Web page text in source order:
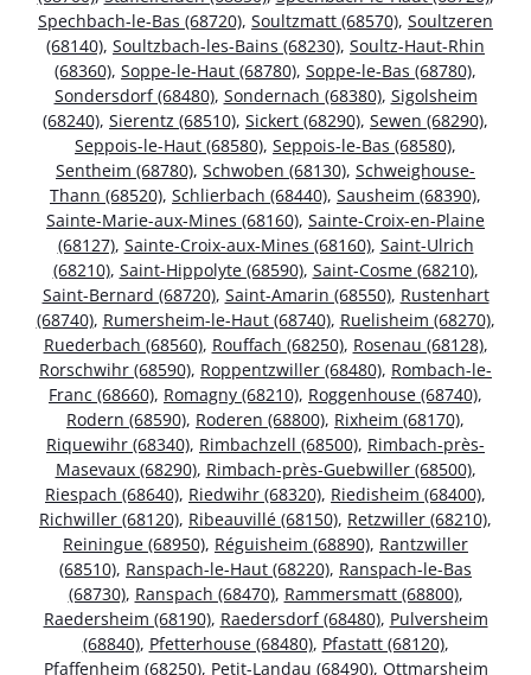
Spechbach-le-Bas (68720), Soultzmatt (68570), Soultzeren
(68140), Soultzbach-les-Bains (68230), Soultz-Haut-Rhin
(68360), Soppe-le-Haut (68780), Soppe-le-Bas (68780),
Sondersdorf (68480), Sondernach (68380), Sigolsheim
(68240), Sierentz (68510), Sickert (68290), Sewen (68290),
Seppois-le-Haut (68580), Seppois-le-Bas (68580),
Sentheim (68780), Schwoben (68130), Schweighouse-
Thann (68520), Schlierbach (68440), Sausheim (68390),
Sainte-Marie-aux-Mines (68160), Sainte-Croix-en-Plaine
(68127), Sainte-Croix-aux-Mines (68160), Saint-Ulrich
(68210), Saint-Hippolyte (68590), Saint-Cosme (68210),
Saint-Bernard (68720), Saint-Amarin (68550), Rustenhart
(68740), Rumersheim-le-Haut (68740), Ruelisheim (68270),
Ruederbach (68560), Rouffach (68250), Rosenau (68128),
Rorschwihr (68590), Roppentzwiller (68480), Rombach-le-
Franc (68660), Romagny (68210), Roggenhouse (68740),
Rodern (68590), Roderen (68800), Rixheim (68170),
Riquewihr (68340), Rimbachzell (68500), Rimbach-près-
Masevaux (68290), Rimbach-près-Guebwiller (68500),
Riespach (68640), Riedwihr (68320), Riedisheim (68400),
Richwiller (68120), Ribeauvillé (68150), Retzwiller (68210),
Reiningue (68950), Réguisheim (68890), Rantzwiller
(68510), Ranspach-le-Haut (68220), Ranspach-le-Bas
(68730), Ranspach (68470), Rammersmatt (68800),
Raedersheim (68190), Raedersdorf (68480), Pulversheim
(68840), Pfetterhouse (68480), Pfastatt (68120),
Pfaffenheim (68250), Petit-Landau (68490), Ottmarsheim